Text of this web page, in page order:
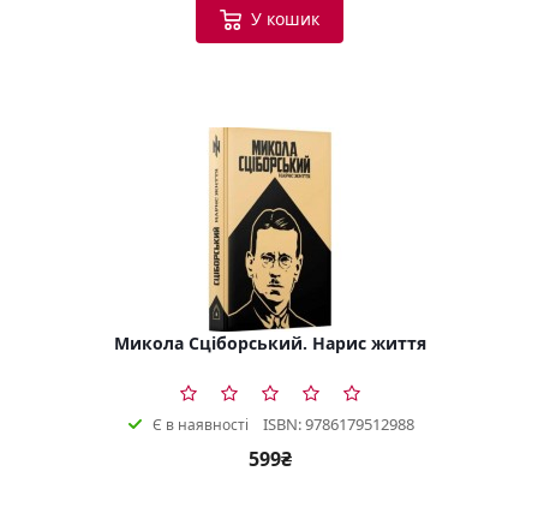
У кошик
Микола Сціборський. Нарис життя
Є в наявності ISBN: 9786179512988
599₴